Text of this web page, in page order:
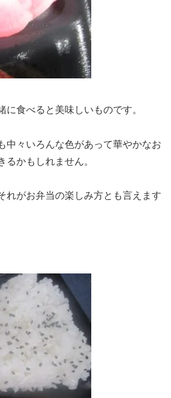
に食べると美味しいものです。
中々いろんな色があって華やかなお
るかもしれません。
れがお弁当の楽しみ方とも言えます